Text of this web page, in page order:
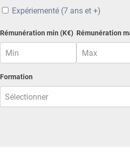
Expériementé (7 ans et +)
Rémunération min (K€) Rémunération
Formation